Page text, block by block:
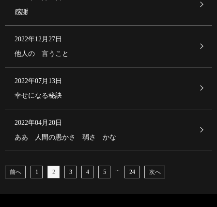
感謝
2022年12月27日
他人の 言うこと
2022年07月13日
幸せになる秘訣
2022年04月20日
ああ 人間の愚かさ 弱さ かな
前へ 1 2 3 4 5
...
24 次へ